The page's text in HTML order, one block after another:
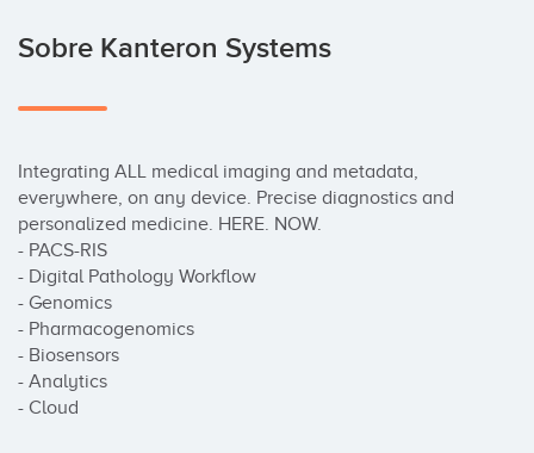
Sobre Kanteron Systems
Integrating ALL medical imaging and metadata,
everywhere, on any device. Precise diagnostics and
personalized medicine. HERE. NOW.
- PACS-RIS
- Digital Pathology Workflow
- Genomics
- Pharmacogenomics
- Biosensors
- Analytics
- Cloud